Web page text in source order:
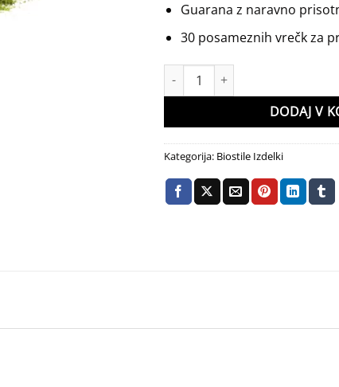
Guarana z naravno
30 posameznih vrečk za
Biostile Electrolyzed30 - 30 Vrečk
DODAJ V
Kategorija: Biostile Izdelki